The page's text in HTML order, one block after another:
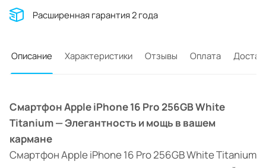
Расширенная гарантия 2 года
Описание Характеристики Отзывы Оплата
Смартфон Apple iPhone 16 Pro 256GB White
Titanium — Элегантность и мощь в вашем
кармане
Смартфон Apple iPhone 16 Pro 256GB White Titanium